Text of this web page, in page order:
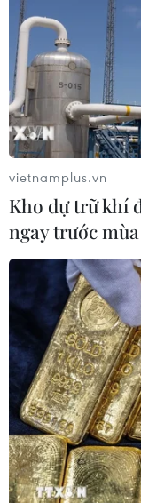
vietnamplus.vn
Kho dự trữ khí
ngay trước